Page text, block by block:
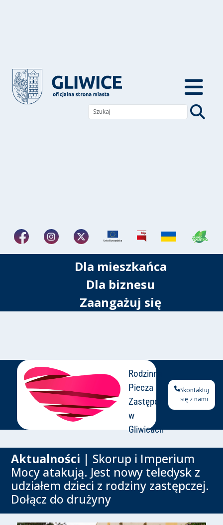
Dla mieszkańca
Dla biznesu
Zaangażuj się
Rodzinna
Piecza
Zastępcza
w
Gliwicach
Skontaktuj
się z nami
Aktualności | Skorup i Imperium
Mocy atakują. Jest nowy teledysk z
udziałem dzieci z rodziny zastępczej.
Dołącz do drużyny